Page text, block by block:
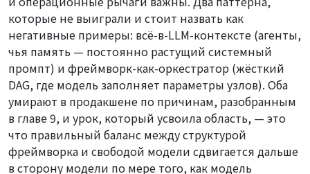
которые не выиграли и стоит назвать как
негативные примеры: всё-в-LLM-контексте (агенты,
чья память — постоянно растущий системный
промпт) и фреймворк-как-оркестратор (жёсткий
DAG, где модель заполняет параметры узлов). Оба
умирают в продакшене по причинам, разобранным
в главе 9, и урок, который усвоила область, — это
что правильный баланс между структурой
фреймворка и свободой модели сдвигается дальше
в сторону модели по мере того, как модель